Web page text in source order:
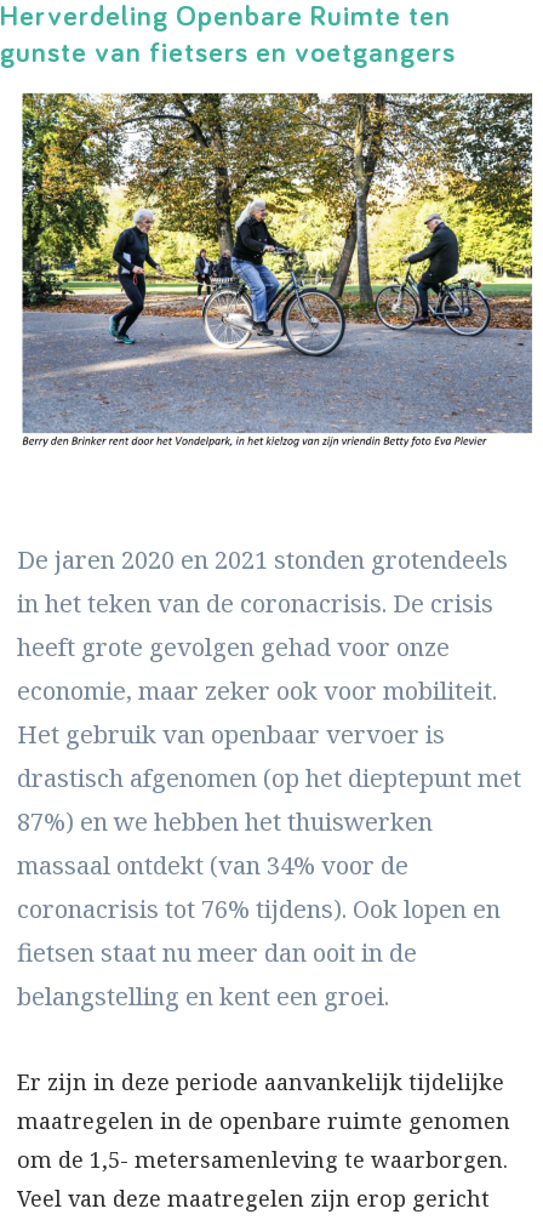
Herverdeling Openbare Ruimte ten
gunste van fietsers en voetgangers
De jaren 2020 en 2021 stonden grotendeels
in het teken van de coronacrisis. De crisis
heeft grote gevolgen gehad voor onze
economie, maar zeker ook voor mobiliteit.
Het gebruik van openbaar vervoer is
drastisch afgenomen (op het dieptepunt met
87%) en we hebben het thuiswerken
massaal ontdekt (van 34% voor de
coronacrisis tot 76% tijdens). Ook lopen en
fietsen staat nu meer dan ooit in de
belangstelling en kent een groei.
Er zijn in deze periode aanvankelijk tijdelijke
maatregelen in de openbare ruimte genomen
om de 1,5- metersamenleving te waarborgen.
Veel van deze maatregelen zijn erop gericht